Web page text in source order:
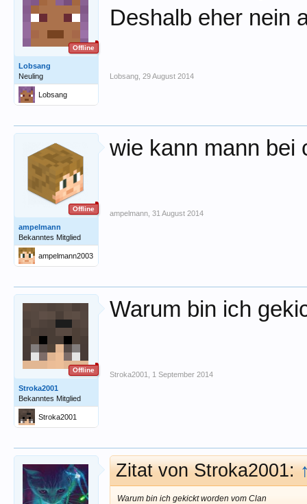
Offline
Lobsang
Neuling
Lobsang
Deshalb eher nein
Lobsang 29 August 2014
Offline
ampelmann
Bekanntes Mitglied
ampelmann2003
wie kann mann bei
ampelmann 31 August 2014
Offline
Stroka2001
Bekanntes Mitglied
Stroka2001
Warum bin ich
Stroka2001 1 September 2014
Zitat von Stroka2001:
Warum bin ich gekickt worden vom Clan